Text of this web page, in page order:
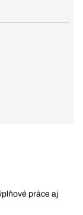
práce aj